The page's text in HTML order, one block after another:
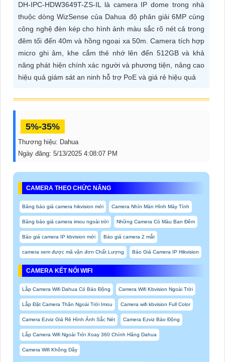
DỊCH
VỤ
DH-IPC-HDW3649T-ZS-IL là camera IP dome trong nhà
thuộc dòng WizSense của Dahua độ phân giải 6MP cùng
công nghệ đèn kép cho hình ảnh màu sắc rõ nét cả trong
đêm tối đến 40m và hồng ngoại xa 50m. Camera tích hợp
micro ghi âm, khe cắm thẻ nhớ lên đến 512GB và khả
năng phát hiện chính xác người và phương tiện, nâng cao
hiệu quả giám sát an ninh hỗ trợ PoE và giá rẻ hiệu quả
5%-35%
Thương hiệu: Dahua
Ngày đăng: 5/13/2025 4:08:07 PM
CAMERA THEO CHỨC NĂNG
Bảng báo giá camera hikvision mới Camera Nhìn Màn Hình Máy Tính
Bảng báo giá camera imou ngoài trời Những Camera Có Màu Ban Đêm
Báo giá camera IP kbvision mới Báo giá camera 2 mắt
camera xem được mã vận đơn Chất Lượng Báo Giá Camera IP Hikvision
CAMERA KẾT NỐI WIFI
Lắp Camera Wifi Dahua Có Báo Động Camera Wifi Kbvision Ngoài Trời
Lắp Đặt Camera Thân Ngoài Trời Imou Camera wifi kbvision Full Color
Camera Ezviz Giá Rẻ Hình Ảnh Sắc Nét Camera Ezviz Báo Động
Lắp Camera Wifi Ngoài Trời Xoay 360 Chính Hãng Dahua
Camera Wifi Không Dây